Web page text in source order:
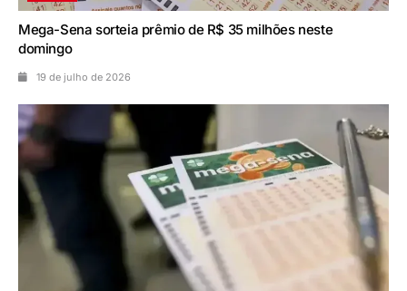
Mega-Sena sorteia prêmio de R$ 35 milhões neste
domingo
19 de julho de 2026